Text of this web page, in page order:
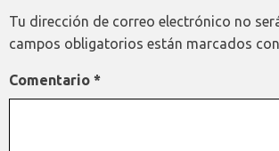
Tu dirección de correo electrónico no
campos obligatorios están marcados con
Comentario *